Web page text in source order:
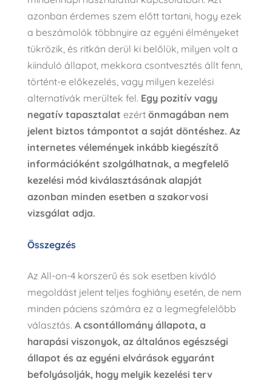
azonban érdemes szem előtt tartani, hogy ezek
a beszámolók többnyire az egyéni élményeket
tükrözik, és ritkán derül ki belőlük, milyen volt a
kiinduló állapot, mekkora csontvesztés állt fenn,
történt-e előkezelés, vagy milyen kezelési
alternatívák merültek fel. Egy pozitív vagy
negatív tapasztalat ezértönmagában nem
jelent biztos támpontot a saját döntéshez. Az
internetes vélemények inkább kiegészítő
információként szolgálhatnak, a megfelelő
kezelési mód kiválasztásának alapját
azonban minden esetben a szakorvosi
vizsgálat adja.
Összegzés
Az All-on-4 korszerű és sok esetben kiváló
megoldást jelent teljes foghiány esetén, de nem
minden páciens számára ez a legmegfelelőbb
választás. A csontállomány állapota, a
harapási viszonyok, az általános egészségi
állapot és az egyéni elvárások egyaránt
befolyásolják, hogy melyik kezelési terv